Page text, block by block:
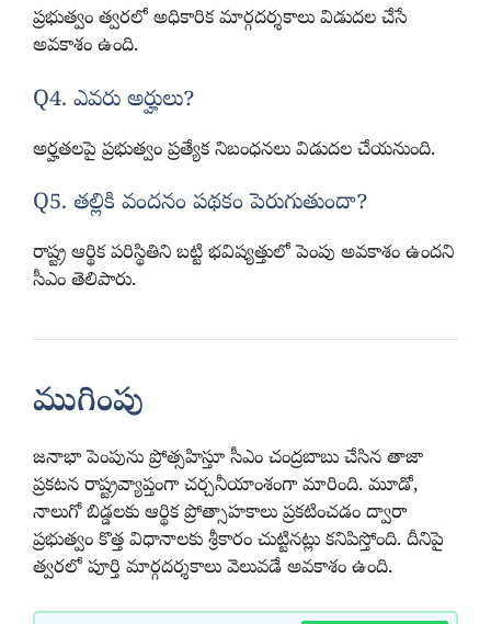
ప్రభుత్వం త్వరలో అధికారిక మార్గదర్శకాలు విడుదల చేసే
అవకాశం ఉంది.
Q4. ఎవరు అర్హులు?
అర్హతలపై ప్రభుత్వం ప్రత్యేక నిబంధనలు విడుదల చేయనుంది.
Q5. తల్లికి వందనం పథకం పెరుగుతుందా?
రాష్ట్ర ఆర్థిక పరిస్థితిని బట్టి భవిష్యత్తులో పెంపు అవకాశం ఉందని
సీఎం తెలిపారు.
ముగింపు
జనాభా పెంపును ప్రోత్సహిస్తూ సీఎం చంద్రబాబు చేసిన తాజా
ప్రకటన రాష్ట్రవ్యాప్తంగా చర్చనీయాంశంగా మారింది. మూడో,
నాలుగో బిడ్డలకు ఆర్థిక ప్రోత్సాహకాలు ప్రకటించడం ద్వారా
ప్రభుత్వం కొత్త విధానాలకు శ్రీకారం చుట్టినట్లు కనిపిస్తోంది. దీనిపై
త్వరలో పూర్తి మార్గదర్శకాలు వెలువడే అవకాశం ఉంది.